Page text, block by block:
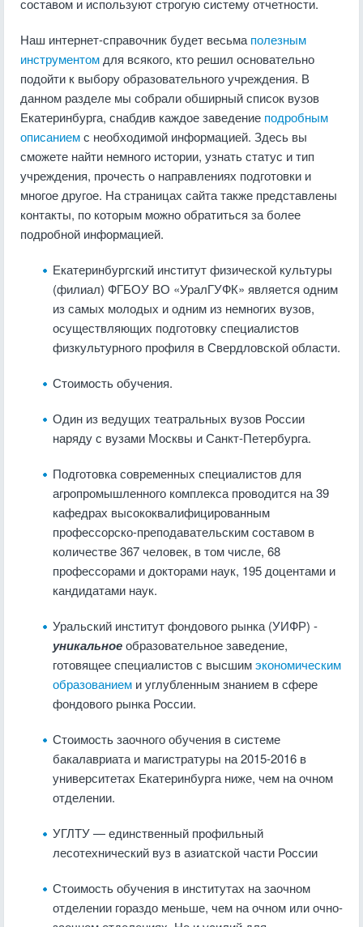
составом и используют строгую систему отчетности.
Наш интернет-справочник будет весьма полезным
инструментом для всякого, кто решил основательно
подойти к выбору образовательного учреждения. В
данном разделе мы собрали обширный список вузов
Екатеринбурга, снабдив каждое заведение подробным
описаниемс необходимой информацией. Здесь вы
сможете найти немного истории, узнать статус и тип
учреждения, прочесть о направлениях подготовки и
многое другое. На страницах сайта также представлены
контакты, по которым можно обратиться за более
подробной информацией.
Екатеринбургский институт физической культуры
(филиал) ФГБОУ ВО «УралГУФК» является одним
из самых молодых и одним из немногих вузов,
осуществляющих подготовку специалистов
физкультурного профиля в Свердловской области.
Стоимость обучения.
Один из ведущих театральных вузов России
наряду с вузами Москвы и Санкт-Петербурга.
Подготовка современных специалистов для
агропромышленного комплекса проводится на 39
кафедрах высококвалифицированным
профессорско-преподавательским составом в
количестве 367 человек, в том числе, 68
профессорами и докторами наук, 195 доцентами и
кандидатами наук.
Уральский институт фондового рынка (УИФР) -
уникальноеобразовательное заведение,
готовящее специалистов с высшимэкономическим
образованием и углубленным знанием в сфере
фондового рынка России.
Стоимость заочного обучения в системе
бакалавриата и магистратуры на 2015-2016 в
университетах Екатеринбурга ниже, чем на очном
отделении.
УГЛТУ — единственный профильный
лесотехнический вуз в азиатской части России
Стоимость обучения в институтах на заочном
отделении гораздо меньше, чем на очном или очно-